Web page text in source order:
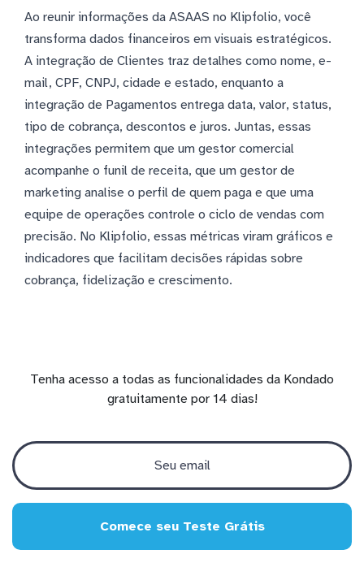
Ao reunir informações da ASAAS no Klipfolio, você
transforma dados financeiros em visuais estratégicos.
A integração de Clientes traz detalhes como nome, e-
mail, CPF, CNPJ, cidade e estado, enquanto a
integração de Pagamentos entrega data, valor, status,
tipo de cobrança, descontos e juros. Juntas, essas
integrações permitem que um gestor comercial
acompanhe o funil de receita, que um gestor de
marketing analise o perfil de quem paga e que uma
equipe de operações controle o ciclo de vendas com
precisão. No Klipfolio, essas métricas viram gráficos e
indicadores que facilitam decisões rápidas sobre
cobrança, fidelização e crescimento.
Tenha acesso a todas as funcionalidades da Kondado
gratuitamente por 14 dias!
Comece seu Teste Grátis